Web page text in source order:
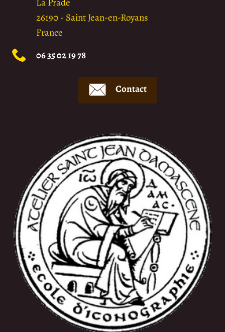
La Prade
26190- Saint Jean-en-Royans
France
06 35 02 19 78
Contact